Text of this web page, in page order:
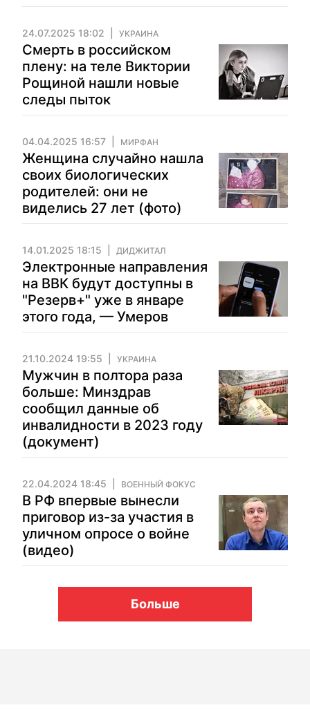
24.07.2025 18:02 УКРАИНА
Смерть в российском
плену: на теле Виктории
Рощиной нашли новые
следы пыток
04.04.2025 16:57 МИРФАН
Женщина случайно нашла
своих биологических
родителей: они не
виделись 27 лет (фото)
14.01.2025 18:15 ДИДЖИТАЛ
Электронные направления
на ВВК будут доступны в
"Резерв+" уже в январе
этого года, — Умеров
21.10.2024 19:55 УКРАИНА
Мужчин в полтора раза
больше: Минздрав
сообщил данные об
инвалидности в 2023 году
(документ)
22.04.2024 18:45 ВОЕННЫЙ ФОКУС
В РФ впервые вынесли
приговор из-за участия в
уличном опросе о войне
(видео)
Больше